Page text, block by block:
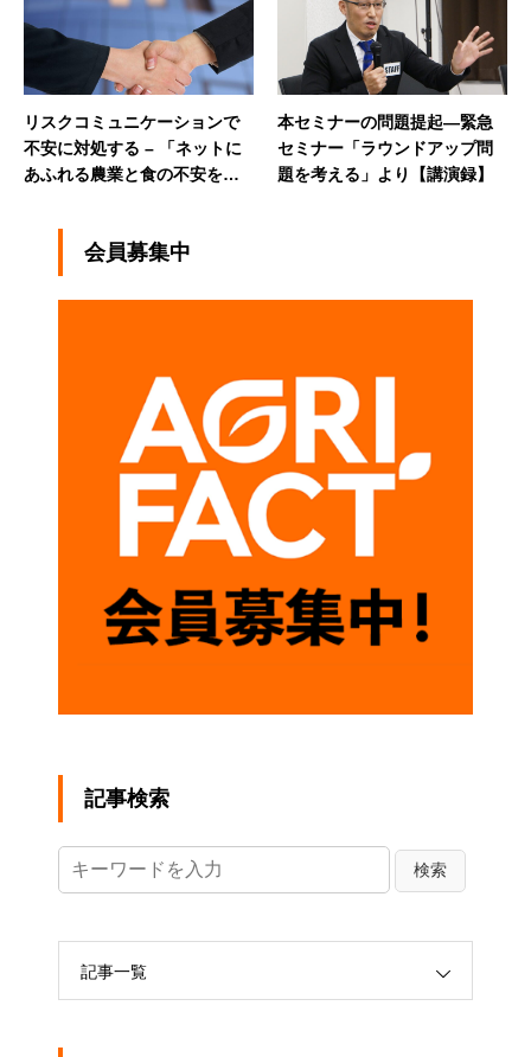
リスクコミュニケーションで
不安に対処する – 「ネットに
あふれる農業と食の不安を考
本セミナーの問題提起―緊急
セミナー「ラウンドアップ問
題を考える」より【講演録】
会員募集中
記事検索
記事一覧